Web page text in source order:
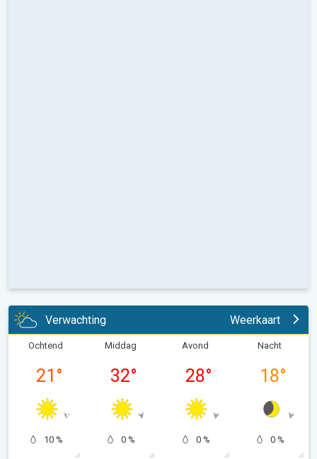
Verwachting Weerkaart
Ochtend
21 °
10 %
Middag
32°
0 %
Avond
28°
0 %
Nacht
18°
0 %